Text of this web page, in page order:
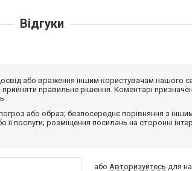
Відгуки
або враження іншим користувачам нашого
правильне рішення. Коментарі
або образ; безпосереднє порівняння з
її послуги; розміщення посилань на сторонні
абоАвторизуйтесь для